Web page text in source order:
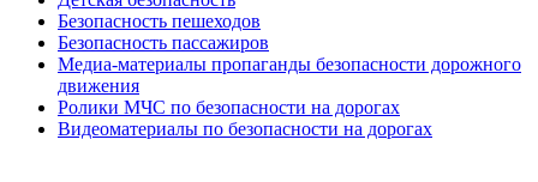
Безопасность пешеходов
Безопасность пассажиров
Медиа-материалы пропаганды безопасности дорожного
движения
Ролики МЧС по безопасности на дорогах
Видеоматериалы по безопасности на дорогах